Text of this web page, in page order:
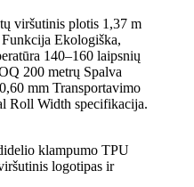
viršutinis plotis 1,37 m
Ekologiška,
140–160 laipsnių
200 metrų Spalva
mm Transportavimo
Roll Width specifikacija.